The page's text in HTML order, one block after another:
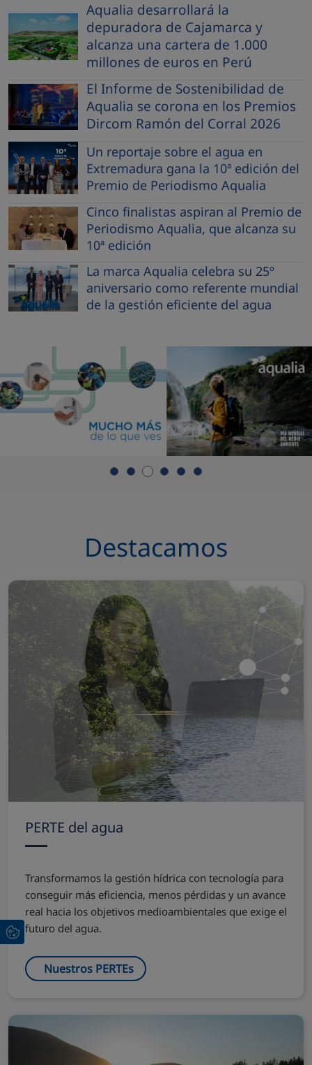
Aqualia desarrollará la
depuradora de Cajamarca y
alcanza una cartera de 1.000
millones de euros en Perú
El Informe de Sostenibilidad de
Aqualia se corona en los Premios
Dircom Ramón del Corral 2026
Un reportaje sobre el agua en
Extremadura gana la 10ª edición del
Premio de Periodismo Aqualia
Cinco finalistas aspiran al Premio de
Periodismo Aqualia, que alcanza su
10ª edición
La marca Aqualia celebra su 25º
aniversario como referente mundial
de la gestión eficiente del agua
Destacamos
PERTE del agua
Transformamos la gestión hídrica con tecnología para
conseguir más eficiencia, menos pérdidas y un avance
real hacia los objetivos medioambientales que exige el
futuro del agua.
Nuestros PERTEs